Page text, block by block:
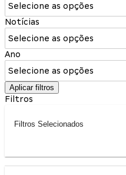
Selecione as opções
Notícias
Selecione as opções
Ano
Selecione as opções
Aplicar filtros
Filtros
Filtros Selecionados